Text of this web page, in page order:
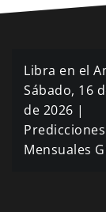
de
Libra en el
Sábado, 16
de 2026 |
Predicciones
Mensuales